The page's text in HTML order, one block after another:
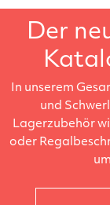
Der
In unserem
und
Lagerzubehör
oder